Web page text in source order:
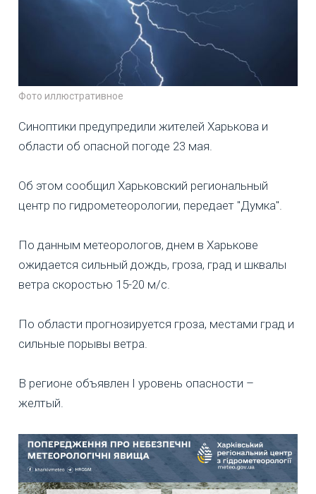
Фото иллюстративное
Синоптики предупредили жителей Харькова и
области об опасной погоде 23 мая.
Об этом сообщил Харьковский региональный
центр по гидрометеорологии, передает "Думка".
По данным метеорологов, днем в Харькове
ожидается сильный дождь, гроза, град и шквалы
ветра скоростью 15-20 м/с.
По области прогнозируется гроза, местами град и
сильные порывы ветра.
В регионе объявлен I уровень опасности –
желтый.